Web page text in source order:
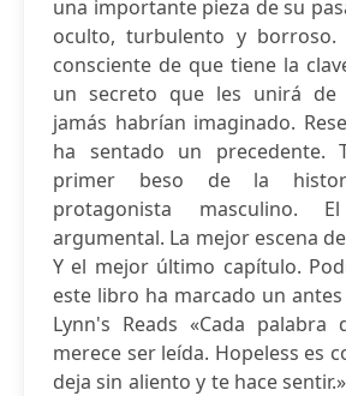
una importante pieza de su
oculto, turbulento y
consciente de que tiene la
un secreto que les unirá
jamás habrían imaginado.
ha sentado un precedente.
primer beso de la
protagonista masculino.
argumental. La mejor escena
Y el mejor último capítulo.
este libro ha marcado un
Lynn's Reads «Cada palabra
merece ser leída. Hopeless es
deja sin aliento y te hace